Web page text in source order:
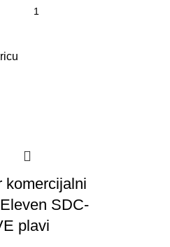
komercijalni
SDC-
plavi